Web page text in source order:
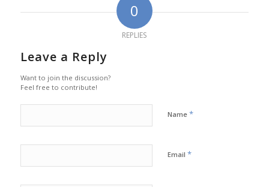
0
REPLIES
Leave a Reply
Want to join the discussion?
Feel free to contribute!
Name *
Email *